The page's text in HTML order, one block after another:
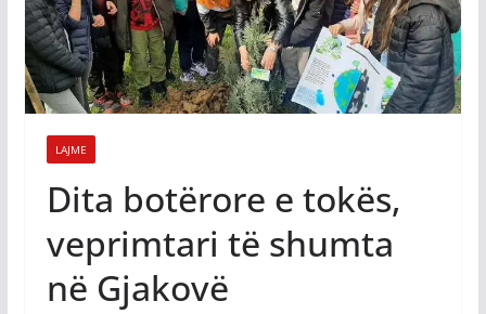
LAJME
Dita botërore e tokës,
veprimtari të shumta
në Gjakovë